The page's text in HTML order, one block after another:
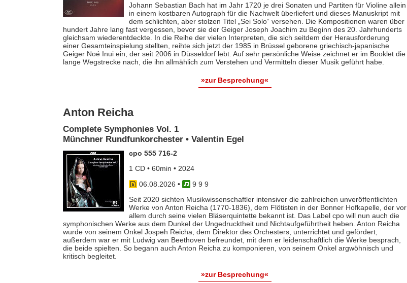
Johann Sebastian Bach hat im Jahr 1720 je drei Sonaten und Partiten für Violine allein
in einem kostbaren Autograph für die Nachwelt überliefert und dieses Manuskript mit
dem schlichten, aber stolzen Titel „Sei Solo“ versehen. Die Kompositionen waren über
hundert Jahre lang fast vergessen, bevor sie der Geiger Joseph Joachim zu Beginn des 20. Jahrhunderts
gleichsam wiederentdeckte. In die Reihe der vielen Interpreten, die sich seitdem der Herausforderung
einer Gesamteinspielung stellten, reihte sich jetzt der 1985 in Brüssel geborene griechisch-japanische
Geiger Noé Inui ein, der seit 2006 in Düsseldorf lebt. Auf sehr persönliche Weise zeichnet er im Booklet die
lange Wegstrecke nach, die ihn allmählich zum Verstehen und Vermitteln dieser Musik geführt habe.
»zur Besprechung«
Anton Reicha
Complete Symphonies Vol. 1
Münchner Rundfunkorchester • Valentin Egel
cpo 555 716-2
1 CD • 60min • 2024
06.08.2026 •
9 9 9
Seit 2020 sichten Musikwissenschaftler intensiver die zahlreichen unveröffentlichten
Werke von Anton Reicha (1770-1836), dem Flötisten in der Bonner Hofkapelle, der vor
allem durch seine vielen Bläserquintette bekannt ist. Das Label cpo will nun auch die
symphonischen Werke aus dem Dunkel der Ungedrucktheit und Nichtaufgeführtheit heben. Anton Reicha
wurde von seinem Onkel Jospeh Reicha, dem Direktor des Orchesters, unterrichtet und gefördert,
außerdem war er mit Ludwig van Beethoven befreundet, mit dem er leidenschaftlich die Werke besprach,
die beide spielten. So begann auch Anton Reicha zu komponieren, von seinem Onkel argwöhnisch und
kritisch begleitet.
»zur Besprechung«